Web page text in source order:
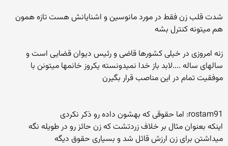
شدت قلب زن فقط در مورد مانوسین و اشنایانش هست تازه همون
هم میتونه کنترل بشه
زنه امروزی در خیلی کشورها قاضی و رئیس دیوان قضایی است و
سالهای ساله ....لابد باز خدا نمیدونسته یکروز خانمها میتونن با
موفقیت تمام در این مناصب قرار بگیرن
rostam91: اما حقوقی که بهشون داده رو ذکر نکردی
اینکه بعنوان مثال بر خلاف زردتشت که زن حائز رو در طویله نگه
میداشتن برای زن ارزش قائل شد و بسیاری حقوق دیگه